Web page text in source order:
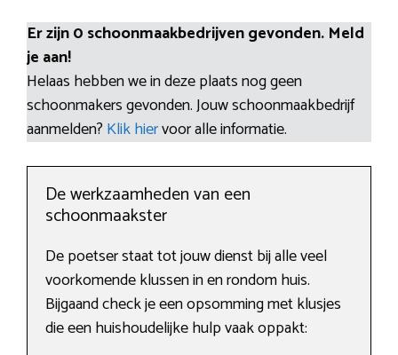
Er zijn 0 schoonmaakbedrijven gevonden. Meld
je aan!
Helaas hebben we in deze plaats nog geen
schoonmakers gevonden. Jouw schoonmaakbedrijf
aanmelden? Klik hiervoor alle informatie.
De werkzaamheden van een
schoonmaakster
De poetser staat tot jouw dienst bij alle veel
voorkomende klussen in en rondom huis.
Bijgaand check je een opsomming met klusjes
die een huishoudelijke hulp vaak oppakt: